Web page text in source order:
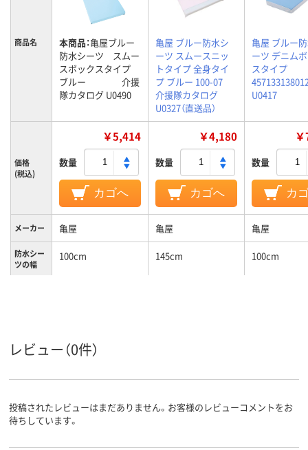
商品名 本商品：亀屋ブルー
防水シーツ スムー
スボックスタイプ
ブルー 介援
隊カタログ U0490
亀屋 ブルー防水シ
ーツ スムースニッ
トタイプ 全身タイ
プ ブルー 100-07
介援隊カタログ
U0327（直送品）
亀屋 ブルー
ーツ デニム
スタイプ
U0417
価格
(税込)
￥5,414
数量
カゴへ
￥4,180
数量
カゴへ
数量
カ
メーカー 亀屋 亀屋 亀屋
防水シー
ツの幅
100cm 145cm 100cm
濯機可、速乾、防水加
速乾性、撥水加工、乾
燥機可、洗濯機可、速
乾
レビュー（0件）
投稿されたレビューはまだありません。お客様のレビューコメントをお
待ちしています。